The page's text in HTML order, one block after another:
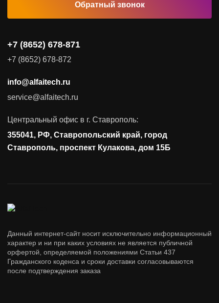
Обратный звонок
+7 (8652) 678-871
+7 (8652) 678-872
info@alfaitech.ru
service@alfaitech.ru
Центральный офис в г. Ставрополь:
355041, РФ, Ставропольский край, город
Ставрополь, проспект Кулакова, дом 15Б
Данный интернет-сайт носит исключительно информационный
характер и ни при каких условиях не является публичной
орфертой, определяемой положениями Статьи 437
Гражданского коденса и сроки доставки согласовываются
после подтверждения заказа